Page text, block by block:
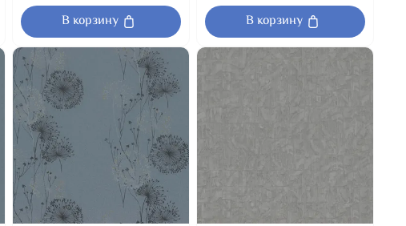
В корзину
В корзину